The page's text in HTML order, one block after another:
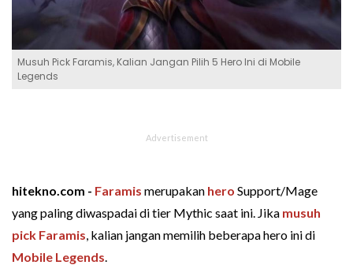
Musuh Pick Faramis, Kalian Jangan Pilih 5 Hero Ini di Mobile
Legends
hitekno.com - Faramis merupakan hero Support/Mage
yang paling diwaspadai di tier Mythic saat ini. Jika musuh
pick Faramis, kalian jangan memilih beberapa hero ini di
Mobile Legends.